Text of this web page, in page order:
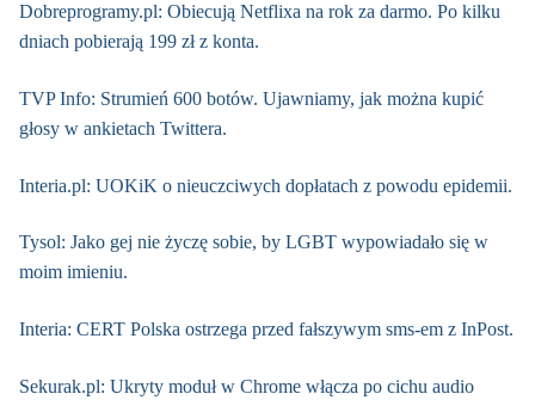
Dobreprogramy.pl: Obiecują Netflixa na rok za darmo. Po kilku
dniach pobierają 199 zł z konta.
TVP Info: Strumień 600 botów. Ujawniamy, jak można kupić
głosy w ankietach Twittera.
Interia.pl: UOKiK o nieuczciwych dopłatach z powodu epidemii.
Tysol: Jako gej nie życzę sobie, by LGBT wypowiadało się w
moim imieniu.
Interia: CERT Polska ostrzega przed fałszywym sms-em z InPost.
Sekurak.pl: Ukryty moduł w Chrome włącza po cichu audio